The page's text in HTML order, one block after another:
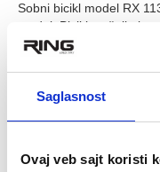
Saglasnost
Ovaj veb sajt koristi
Sobni bicikl model RX
model. Bicikl se šalje
strečovan. Saobraznost
digitalni displej
predjeni put,
na rukohvatima)
8 stepena
8 stepena nivoa